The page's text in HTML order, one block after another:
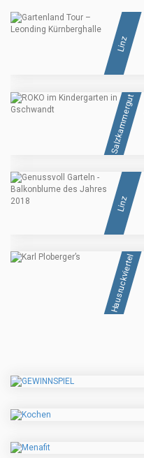
Linz
Salzkammergut
Linz
Hausruckviertel